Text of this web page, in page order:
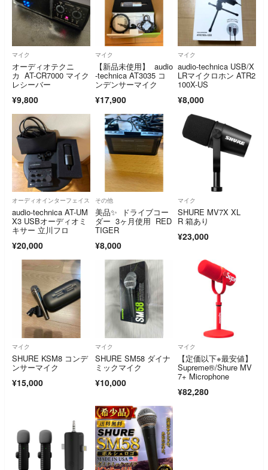
マイク
オーディオテクニ
カ AT-CR7000 マイク
レシーバー
¥9,800
マイク
【新品未使用】 audio
-technica AT3035 コ
ンデンサーマイク
¥17,900
マイク
audio-technica USB/X
LRマイクロホン ATR2
100X-US
¥8,000
オーディオインターフェイス
audio-technica AT-UM
X3 USBオーディオミ
キサー 立川フロ
¥20,000
その他
美品✨ ドライブコー
ダー 3ヶ月使用 RED
TIGER
¥8,000
マイク
SHURE MV7X XL
R 箱あり
¥23,000
マイク
SHURE KSM8 コンデ
ンサーマイク
¥15,000
マイク
SHURE SM58 ダイナ
ミックマイク
¥10,000
マイク
【定価以下※最安値】
Supreme®/Shure MV
7+ Microphone
¥82,280